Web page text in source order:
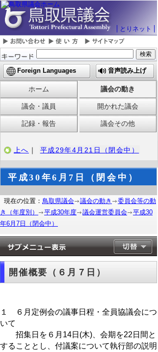
とりネット
Foreign Languages 音声読み上げ
ホーム 議会の動き
議会・議員 開かれた議会
記録・報告 議会その他
上へ ｜ 平成29年4月21日（閉会中）
平成30年6月7日（閉会中）
現在の位置： 鳥取県議会 議会の動き
委員会等の動
き（年度別）
平成30年度 議会運営委員会
平成30
年6月7日（閉会中）
開催概要（６月７日）
１ ６月定例会の議事日程・全員協議会につ
いて
招集日を６月14日(木)、会期を22日間と
することとし、付議案について執行部の説明